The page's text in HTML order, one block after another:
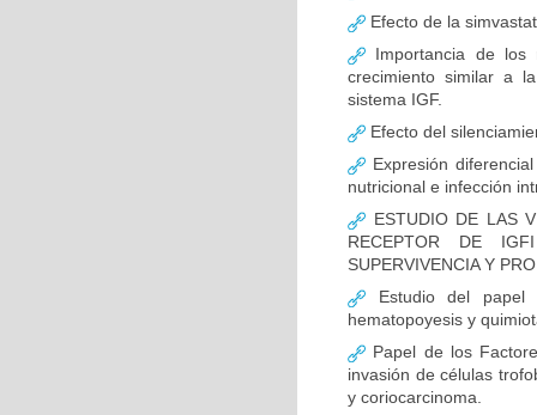
Efecto de la
Importancia de los
crecimiento similar a
sistema IGF.
Efecto del
Expresión
nutricional e infección
ESTUDIO DE LAS
RECEPTOR DE
SUPERVIVENCIA Y
Estudio del papel
hematopoyesis y
Papel de los
invasión de células
y coriocarcinoma.